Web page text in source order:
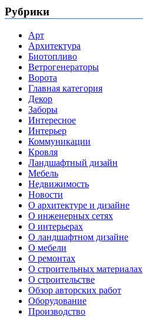
Рубрики
Арт
Архитектура
Биотопливо
Ветрогенераторы
Ворота
Главная категория
Декор
Заборы
Интересное
Интерьер
Коммуникации
Кровля
Ландшафтный дизайн
Мебель
Недвижимость
Новости
О архитектуре и дизайне
О инженерных сетях
О интерьерах
О ландшафтном дизайне
О мебели
О ремонтах
О строительных материалах
О строительстве
Обзор авторских работ
Оборудование
Производство